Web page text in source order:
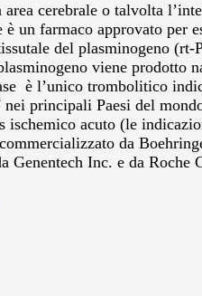
cerebrale o talvolta
un farmaco approvato
del plasminogeno
viene
è l’unico trombolitico
principali Paesi del
acuto (le
da
Inc. e da Roche